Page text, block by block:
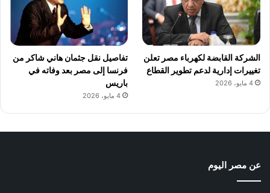
الشركة القابضة لكهرباء مصر تعلن
تغييرات إدارية لدعم تطوير القطاع
4 مايو، 2026
تفاصيل نقل جثمان هاني شاكر من
فرنسا إلى مصر بعد وفاته في
باريس
4 مايو، 2026
عن مصر اليوم